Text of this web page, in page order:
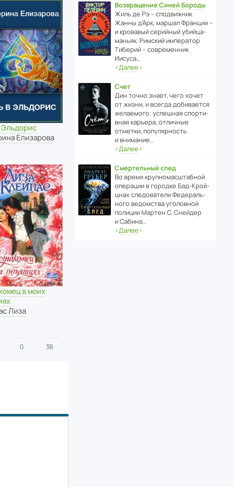
Эльдорис
Елизарова
в моих
Лиза
0 38
Возвращение Синей Бороды
Жиль де Рэ – спод­ви­жник
Жанны д’Арк, маршал Франции –
и кровавый серийный убийца-
маньяк. Римский импе­ратор
Тиберий – совре­менник
Иисуса…
‹Далее›
Счет
Дин точно знает, чего хочет
от жизни, и всегда доби­ва­ется
жела­е­мого: успе­шная спор­ти­
вная карьера, отли­чные
отметки, попу­ля­р­ность
и внимание…
‹Далее›
Смертельный след
Во время круп­но­мас­ш­та­бной
операции в городке Бад‑Крой­
цнах следо­ва­тели Феде­раль­
ного ведомства уголо­вной
полиции Мартен С. Снейдер
и Сабина…
‹Далее›